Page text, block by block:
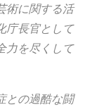
術に関する活
庁長官として
力を尽くして
との過酷な闘